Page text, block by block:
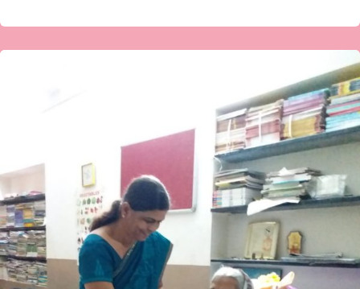
ಲೇಖನ-
ಡಾ.
ಮೀನಾಕ್ಷಿ
ಪಾಟೀಲ